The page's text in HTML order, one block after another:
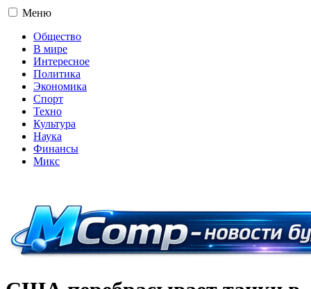
Меню
Общество
В мире
Интересное
Политика
Экономика
Спорт
Техно
Культура
Наука
Финансы
Микс